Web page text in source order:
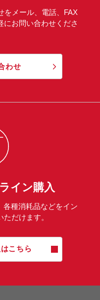
をメール、電話、FAX
にお問い合わせくださ
わせ
イン購入
各種消耗品などをイン
だけます。
こちら